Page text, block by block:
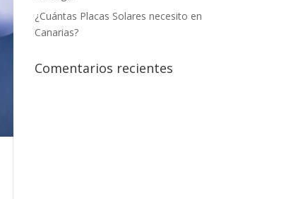
¿Cuántas Placas Solares necesito en
Canarias?
Comentarios recientes